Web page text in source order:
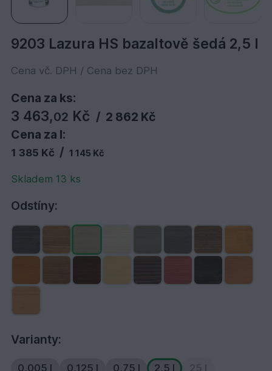
9203 Lazura HS bazaltově šedá 2,5 l
Cena vč. DPH / Cena bez DPH
Cena za ks:
3 463,02 Kč / 2 862 Kč
Cena za l:
1 385 Kč / 1 145 Kč
Skladem 13 ks
Odstíny:
Varianty:
0,005 l 0,125 l 0,75 l 2,5 l 25 l